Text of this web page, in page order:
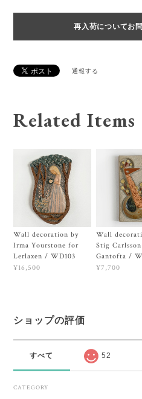
再入荷についてお
通報する
Related Items
Wall decoration by
Irma Yourstone for
Lerlaxen / WD103
¥16,500
Wall
Stig
Gantofta /
¥7,700
ショップの評価
すべて 52
CATEGORY